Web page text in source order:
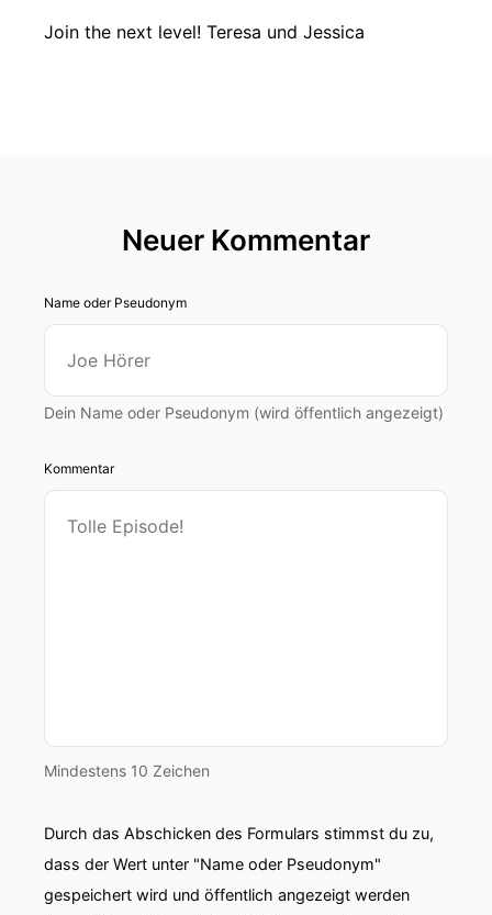
Join the next level! Teresa und Jessica
Neuer Kommentar
Name oder Pseudonym
Dein Name oder Pseudonym (wird öffentlich angezeigt)
Kommentar
Mindestens 10 Zeichen
Durch das Abschicken des Formulars stimmst du zu,
dass der Wert unter "Name oder Pseudonym"
gespeichert wird und öffentlich angezeigt werden